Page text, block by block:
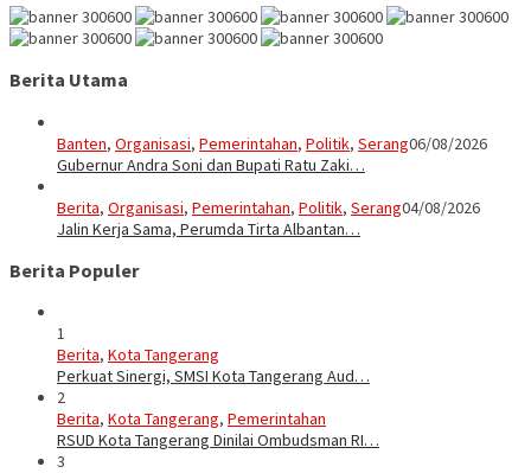
Berita Utama
Banten, Organisasi, Pemerintahan, Politik, Serang06/08/2026
Gubernur Andra Soni dan Bupati Ratu Zaki…
Berita, Organisasi, Pemerintahan, Politik, Serang04/08/2026
Jalin Kerja Sama, Perumda Tirta Albantan…
Berita Populer
1
Berita, Kota Tangerang
Perkuat Sinergi, SMSI Kota Tangerang Aud…
2
Berita, Kota Tangerang, Pemerintahan
RSUD Kota Tangerang Dinilai Ombudsman RI…
3